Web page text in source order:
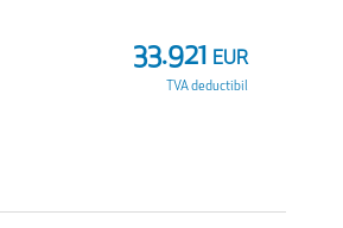
33.921 EUR
TVA deductibil